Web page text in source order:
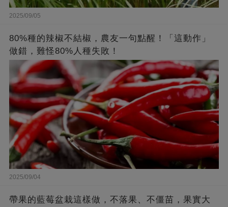
2025/09/05
80%種的辣椒不結椒，農友一句點醒！「這動作」
做錯，難怪80%人種失敗！
2025/09/04
帶果的藍莓盆栽這樣做，不落果、不僵苗，果實大